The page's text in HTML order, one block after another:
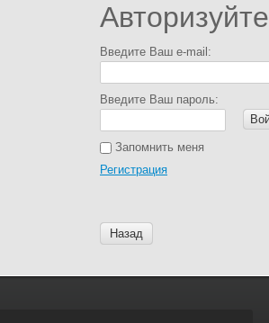
Введите Ваш e-mail:
Введите Ваш пароль:
Запомнить меня
Регистрация
Назад